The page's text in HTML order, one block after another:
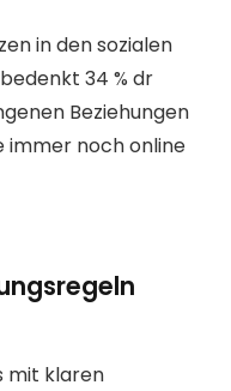
in den sozialen
34 % dr
Beziehungen
immer noch online
mit klaren